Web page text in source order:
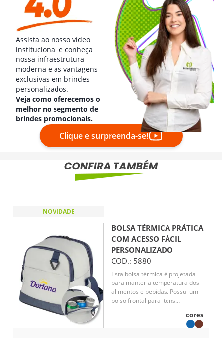
Assista ao nosso vídeo
institucional e conheça
nossa infraestrutura
moderna e as vantagens
exclusivas em brindes
personalizados.
Veja como oferecemos o
melhor no segmento de
brindes promocionais.
Clique e surpreenda-se!
NOVIDADE
BOLSA TÉRMICA PRÁTICA
COM ACESSO FÁCIL
PERSONALIZADO
COD.: 5880
Esta bolsa térmica é projetada
para manter a temperatura dos
alimentos e bebidas. Possui um
bolso frontal para itens
chaves, oferecendo praticidade.
cores